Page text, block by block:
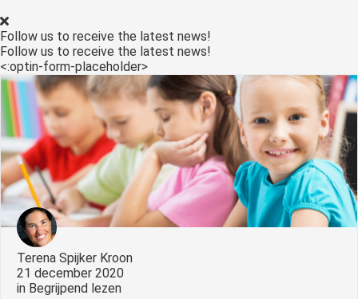
Follow us to receive the latest news!
Follow us to receive the latest news!
<:optin-form-placeholder>
Terena Spijker Kroon
21 december 2020
in Begrijpend lezen
gebruikt
deze
kan de
niet
worden
om
te
over
van